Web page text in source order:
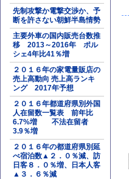
先制攻撃か電撃交渉か、予
断を許さない朝鮮半島情勢
主要外車の国内販売台数推
移 2013～2016年 ポル
シェ4年比41％増
２０１６年の家電量販店の
売上高動向 売上高ランキ
ング 2017年予想
２０１６年都道府県別外国
人在留数一覧表 前年比
6.7%増 不法在留者
3.9％増
２０１６年の都道府県別延
べ宿泊数▲２．０％減、訪
日客８．０％増、日本人客
▲３．６％減